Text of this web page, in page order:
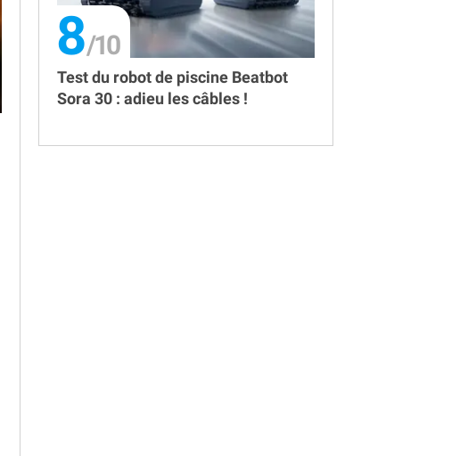
8
Test du robot de piscine Beatbot
Sora 30 : adieu les câbles !